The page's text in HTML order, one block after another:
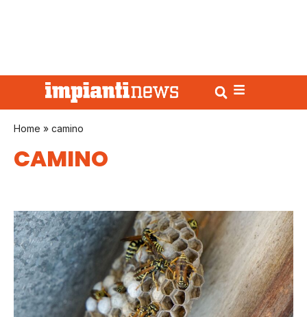
Home » camino
CAMINO